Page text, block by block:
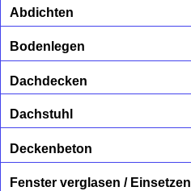
Abdichten
Bodenlegen
Dachdecken
Dachstuhl
Deckenbeton
Fenster verglasen / Einsetzen